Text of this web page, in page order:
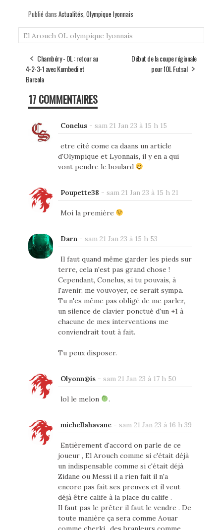
Publié dans Actualités, Olympique lyonnais
El Arouch OL olympique lyonnais
Chambéry - OL : retour au
4-2-3-1 avec Kumbedi et
Barcola
Début de la coupe régionale
pour l'OL Futsal
17 COMMENTAIRES
Conelus- sam 21 Jan 23 à 15 h 15
etre cité come ca daans un article
d'Olympique et Lyonnais, il y en a qui
vont pendre le boulard
Poupette38 - sam 21 Jan 23 à 15 h 21
Moi la première
Darn- sam 21 Jan 23 à 15 h 53
Il faut quand même garder les pieds sur
terre, cela n'est pas grand chose !
Cependant, Conelus, si tu pouvais, à
l'avenir, me vouvoyer, ce serait sympa.
Tu n'es même pas obligé de me parler,
un silence de clavier ponctué d'un +1 à
chacune de mes interventions me
conviendrait tout à fait.
Tu peux disposer.
Olyonn@is- sam 21 Jan 23 à 17 h 50
lol le melon .
michellahavane- sam 21 Jan 23 à 16 h 39
Entièrement d'accord on parle de ce
joueur , El Arouch comme si c'était déjà
un indispensable comme si c'était déjà
Zidane ou Messi il a rien fait il n'a
encore pas fait ses preuves et il veut
déjà être calife à la place du calife .
Il faut pas le prêter il faut le vendre . De
toute manière ça sera comme Aouar